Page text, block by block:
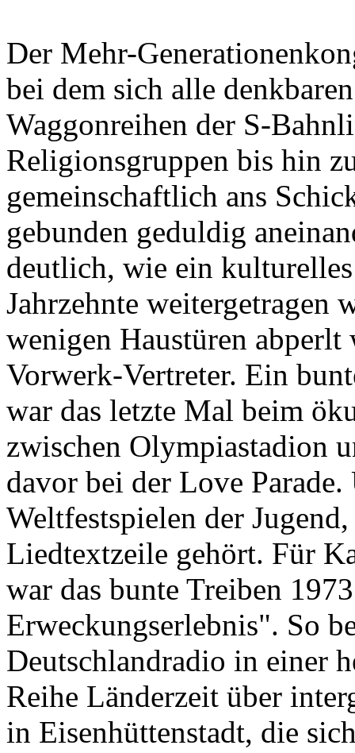
Der Mehr-
bei dem sich alle
Waggonreihen der S-
Religionsgruppen bis hin
gemeinschaftlich ans
gebunden geduldig
deutlich, wie ein
Jahrzehnte weitergetragen
wenigen Haustüren abperlt
Vorwerk-Vertreter. Ein
war das letzte Mal beim
zwischen Olympiastadion
davor bei der Love
Weltfestspielen der
Liedtextzeile gehört. Für
war das bunte Treiben
Erweckungserlebnis". So
Deutschlandradio in einer
Reihe Länderzeit über
in Eisenhüttenstadt, die